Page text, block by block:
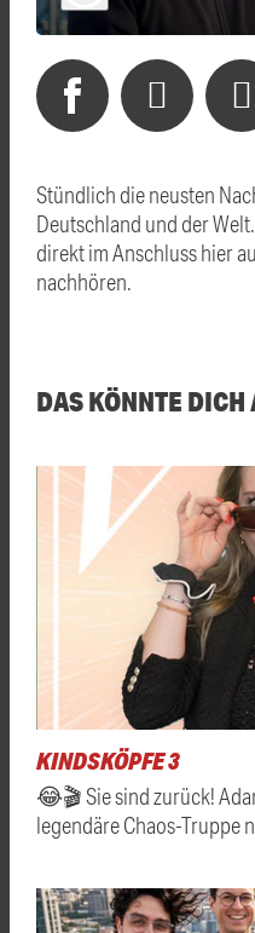
Stündlich die neusten
Deutschland und der
direkt im Anschluss hier
nachhören.
DAS KÖNNTE
KINDSKÖPFE 3
😂🎬 Sie sind zurück!
legendäre Chaos-Truppe